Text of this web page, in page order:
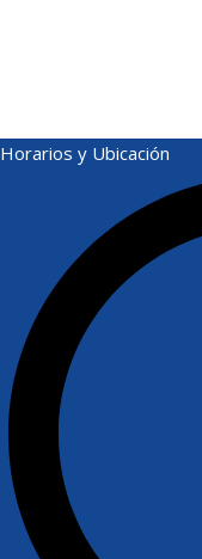
Horarios y Ubicación